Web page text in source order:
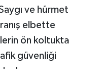
ve hürmet
elbette
ön koltukta
güvenliği